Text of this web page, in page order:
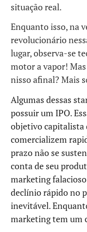
situação real.
Enquanto isso, na
revolucionário
lugar, observa-se
motor a vapor!
nisso afinal? Mais
Algumas dessas
possuir um IPO.
objetivo capitalista
comercializem
prazo não se
conta de seu
marketing
declínio rápido no
inevitável.
marketing tem um